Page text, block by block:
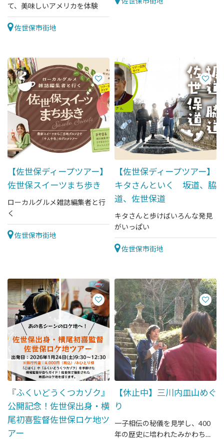
て、美味しいアメリカを体験
佐世保市街地
【佐世保ディープツアー】
佐世保スイーツまち歩き
ローカルグルメ雑誌編集者と行
く
佐世保市街地
【佐世保ディープツアー】
キタさんといく 坂道、脇
道、佐世保道
キタさんと歩けばいろんな発見
がいっぱい
佐世保市街地
『ふくいどうくつカゾク』
公開記念！佐世保出身・横
尾初喜監督佐世保ロケ地ツ
アー
【休止中】三川内皿山めぐ
り
一子相伝の秘儀を見学し、400
年の歴史に培われたみかわち焼